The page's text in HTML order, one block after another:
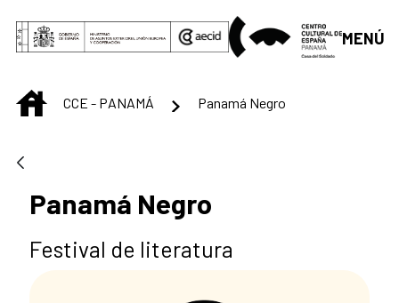
Saltar al contenido principal
MENÚ
INICIOCCE - PANAMÁ Panamá Negro
Panamá Negro
Festival de literatura